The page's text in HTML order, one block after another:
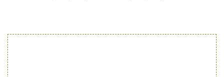
Bu ürüne ilk yorumu siz yapın!